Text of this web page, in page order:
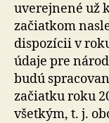
uverejnené už
začiatkom
dispozícii v
údaje pre
budú
začiatku roku
všetkým, t. j.